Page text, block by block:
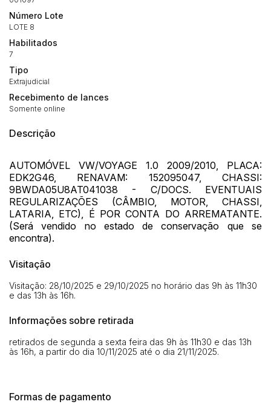
Número Lote
LOTE 8
Habilitados
7
Tipo
Extrajudicial
Recebimento de lances
Somente online
Descrição
AUTOMÓVEL VW/VOYAGE 1.0 2009/2010, PLACA:
EDK2G46, RENAVAM: 152095047, CHASSI:
9BWDA05U8AT041038 - C/DOCS. EVENTUAIS
REGULARIZAÇÕES (CÂMBIO, MOTOR, CHASSI,
LATARIA, ETC), É POR CONTA DO ARREMATANTE.
(Será vendido no estado de conservação que se
encontra).
Visitação
Visitação: 28/10/2025 e 29/10/2025 no horário das 9h às 11h30
e das 13h às 16h.
Informações sobre retirada
retirados de segunda a sexta feira das 9h às 11h30 e das 13h
às 16h, a partir do dia 10/11/2025 até o dia 21/11/2025.
Formas de pagamento
Histórico de Propostas
14/04/2025 18:43:11
Clique aqui para fazer login
Habilite-se para efetuar lances ou
propostas